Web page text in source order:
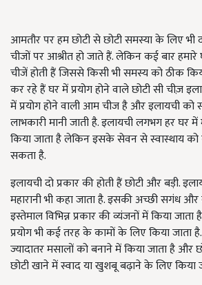
आमतौर पर हम छोटी से छोटी समस्या के लिए
चीजों पर आश्रीत हो जाते हैं. लेकिन कई बार
चीजें होती हैं जिससे किसी भी समस्य को ठीक
कर रहे हैं घर में प्रयोग होने वाले छोटी सी चीज़
में प्रयोग होने वाली आम चीज है और इलायची को
लाभकारी मानी जाती है. इलायची लगभग हर घर
किया जाता है लेकिन इसके सेवन से स्वास्थाय को
सकता है.
इलायची दो प्रकार की होती हैं छोटी और बड़ी.
महारानी भी कहा जाता है. इसकी अच्छी सगंध
इस्तेमाल विभिन्न प्रकार की व्यंजनों में किया
प्रयोग भी कई तरह के कामों के लिए किया जाता
ज्यादातर मसालों को बनाने में किया जाता है और
छोटी खाने में स्वाद या खुशबू बढ़ाने के लिए किया